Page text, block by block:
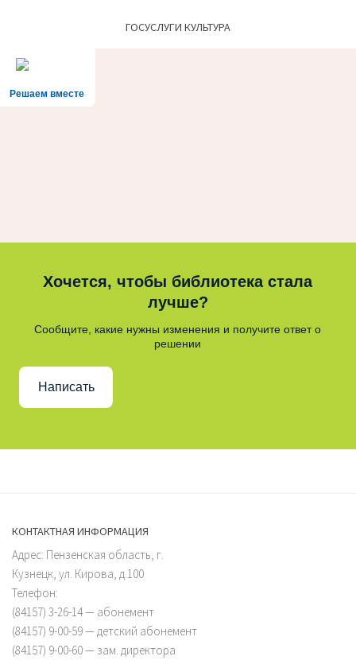
ГОСУСЛУГИ КУЛЬТУРА
Решаем вместе
Хочется, чтобы библиотека стала
лучше?
Сообщите, какие нужны изменения и получите ответ о
решении
Написать
КОНТАКТНАЯ ИНФОРМАЦИЯ
Адрес: Пензенская область, г.
Кузнецк, ул. Кирова, д.100
Телефон:
(84157) 3-26-14 — абонемент
(84157) 9-00-59 — детский абонемент
(84157) 9-00-60 — зам. директора